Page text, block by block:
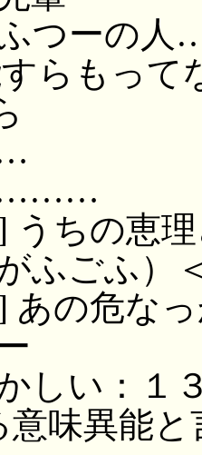
つーの
らもって
うちの恵
ふごふ）
あの危な
しい：１
意味異能と